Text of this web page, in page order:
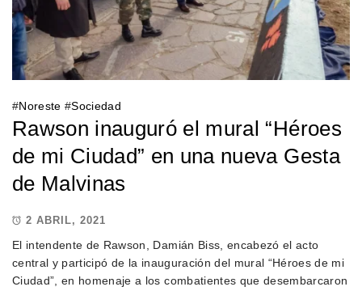
#Noreste #Sociedad
Rawson inauguró el mural “Héroes
de mi Ciudad” en una nueva Gesta
de Malvinas
2 ABRIL, 2021
El intendente de Rawson, Damián Biss, encabezó el acto
central y participó de la inauguración del mural “Héroes de mi
Ciudad”, en homenaje a los combatientes que desembarcaron